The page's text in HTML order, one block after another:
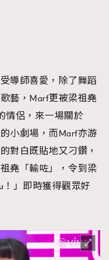
導師喜愛，除了舞蹈
藝，Marf更被梁祖堯
情侶，來一場關於
小劇場，而Marf亦游
對白既貼地又刁鑽，
堯「輸咗」，令到梁
！」即時獲得觀眾好